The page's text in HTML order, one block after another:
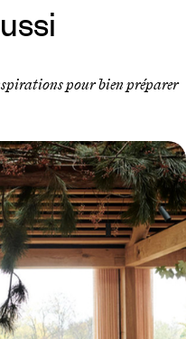
pour bien préparer